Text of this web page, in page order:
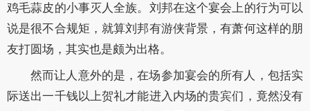
鸡毛蒜皮的小事灭人全族。刘邦在这个宴会上的行为可以
说是很不合规矩，就算刘邦有游侠背景，有萧何这样的朋
友打圆场，其实也是颇为出格。
然而让人意外的是，在场参加宴会的所有人，包括实
际送出一千钱以上贺礼才能进入内场的贵宾们，竟然没有